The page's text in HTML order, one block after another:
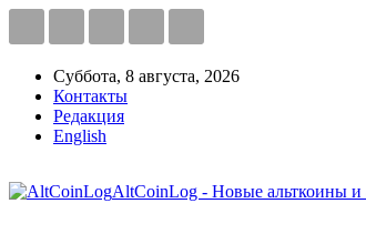
Суббота, 8 августа, 2026
Контакты
Редакция
English
AltCoinLog - Новые альткоины и